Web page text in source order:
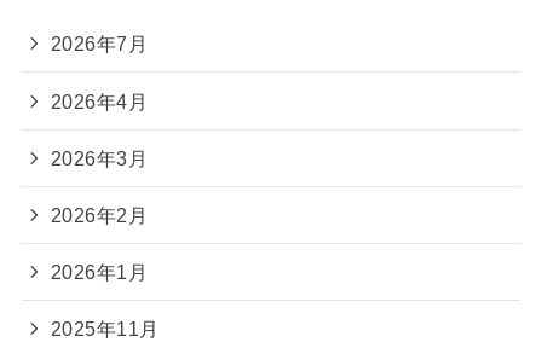
2026年7月
2026年4月
2026年3月
2026年2月
2026年1月
2025年11月